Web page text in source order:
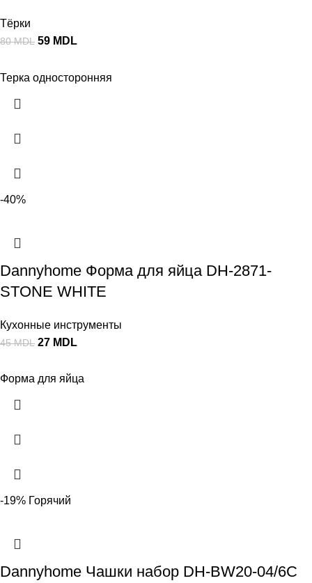
Тёрки
80MDL 59 MDL
Терка односторонняя
-40%
Dannyhome Форма для яйца DH-2871-
STONE WHITE
Кухонные инструменты
45MDL 27 MDL
Форма для яйца
-19% Горячий
Dannyhome Чашки набор DH-BW20-04/6C